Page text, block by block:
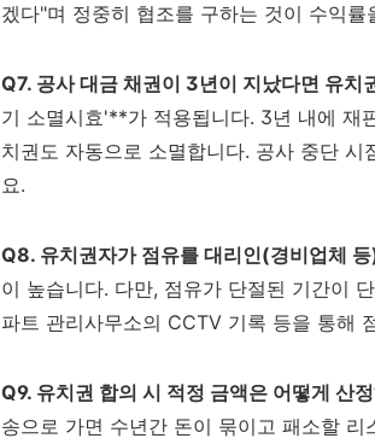
겠다"며 정중히 협조를 구하는 것이 수익률
Q7. 공사 대금 채권이 3년이 지났다면 유치
기 소멸시효'**가 적용됩니다. 3년 내에 재
치권도 자동으로 소멸합니다. 공사 중단
요.
Q8. 유치권자가 점유를 대리인(경비업체
이 높습니다. 다만, 점유가 단절된 기간이
파트 관리사무소의 CCTV 기록 등을 통해
Q9. 유치권 합의 시 적정 금액은 어떻게 산
송으로 가면 수년간 돈이 묶이고 패소할